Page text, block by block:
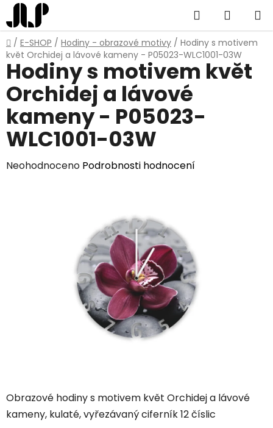
Přejít
na
obsah
Hledat
KOŠÍK
Domů
/ E-SHOP / Hodiny - obrazové motivy / Hodiny s motivem
květ Orchidej a lávové kameny - P05023-WLC1001-03W
Obrazové hodiny s motivem květ Orchidej a lávové
kameny, kulaté, vyřezávaný ciferník 12 číslic
Hodiny s motivem květ
Orchidej a lávové
kameny - P05023-
WLC1001-03W
Průměrné
Neohodnoceno Podrobnosti hodnocení